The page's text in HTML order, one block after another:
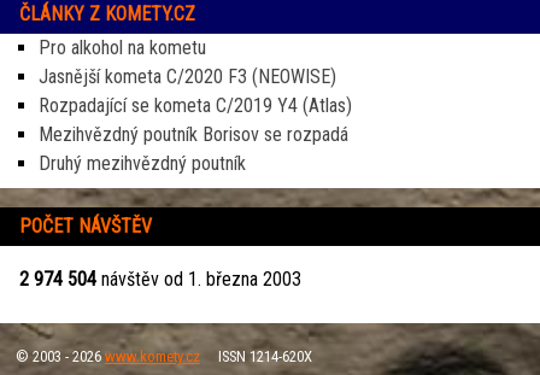
ČLÁNKY Z KOMETY.CZ
Pro alkohol na kometu
Jasnější kometa C/2020 F3 (NEOWISE)
Rozpadající se kometa C/2019 Y4 (Atlas)
Mezihvězdný poutník Borisov se rozpadá
Druhý mezihvězdný poutník
POČET NÁVŠTĚV
2 974 504 návštěv od 1. března 2003
© 2003 - 2026 www.komety.czISSN 1214-620X